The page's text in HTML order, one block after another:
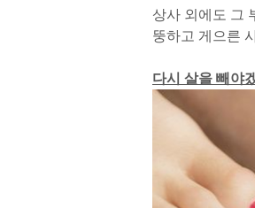
상사 외에도 그
뚱하고 게으른
다시 살을 빼야